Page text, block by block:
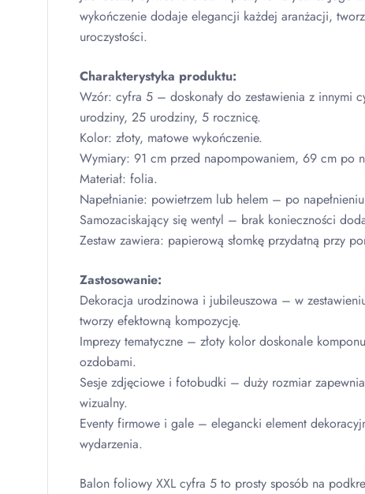
wykończenie dodaje elegancji każdej aranżacji,
uroczystości.
Charakterystyka produktu:
Wzór: cyfra 5 – doskonały do zestawienia z innymi
urodziny, 25 urodziny, 5 rocznicę.
Kolor: złoty, matowe wykończenie.
Wymiary: 91 cm przed napompowaniem, 69 cm po
Materiał: folia.
Napełnianie: powietrzem lub helem – po
Samozaciskający się wentyl – brak konieczności
Zestaw zawiera: papierową słomkę przydatną przy
Zastosowanie:
Dekoracja urodzinowa i jubileuszowa – w
tworzy efektowną kompozycję.
Imprezy tematyczne – złoty kolor doskonale
ozdobami.
Sesje zdjęciowe i fotobudki – duży rozmiar
wizualny.
Eventy firmowe i gale – elegancki element
wydarzenia.
Balon foliowy XXL cyfra 5 to prosty sposób na